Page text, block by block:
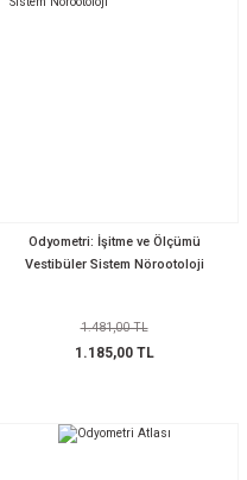
Odyometri: İşitme ve Ölçümü
Vestibüler Sistem Nörootoloji
1.481,00 TL
1.185,00 TL